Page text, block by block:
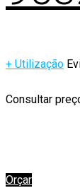
+ Utilização
Consultar
Orçar